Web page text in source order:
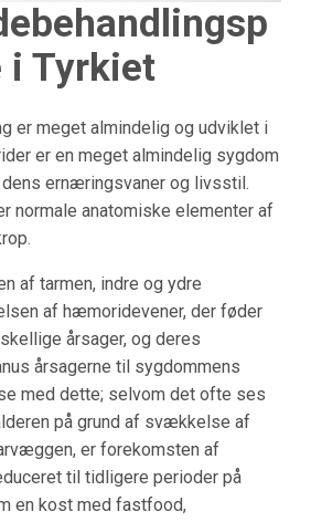
i Tyrkiet
er meget almindelig og udviklet i
er en meget almindelig sygdom
dens ernæringsvaner og livsstil.
normale anatomiske elementer af
af tarmen, indre og ydre
af hæmoridevener, der føder
årsager, og deres
årsagerne til sygdommens
med dette; selvom det ofte ses
på grund af svækkelse af
er forekomsten af
til tidligere perioder på
en kost med fastfood,